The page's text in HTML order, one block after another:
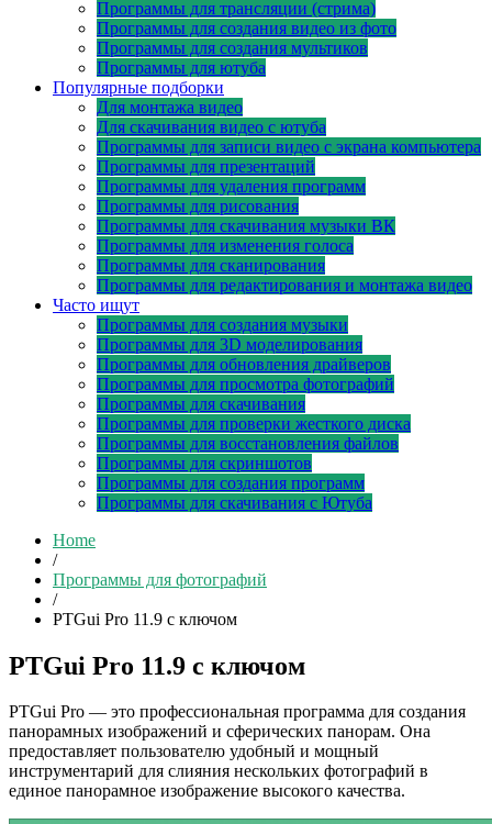
Программы для трансляции (стрима)
Программы для создания видео из фото
Программы для создания мультиков
Программы для ютуба
Популярные подборки
Для монтажа видео
Для скачивания видео с ютуба
Программы для записи видео с экрана компьютера
Программы для презентаций
Программы для удаления программ
Программы для рисования
Программы для скачивания музыки ВК
Программы для изменения голоса
Программы для сканирования
Программы для редактирования и монтажа видео
Часто ищут
Программы для создания музыки
Программы для 3D моделирования
Программы для обновления драйверов
Программы для просмотра фотографий
Программы для скачивания
Программы для проверки жесткого диска
Программы для восстановления файлов
Программы для скриншотов
Программы для создания программ
Программы для скачивания с Ютуба
Home
/
Программы для фотографий
/
PTGui Pro 11.9 с ключом
PTGui Pro 11.9 с ключом
PTGui Pro — это профессиональная программа для создания
панорамных изображений и сферических панорам. Она
предоставляет пользователю удобный и мощный
инструментарий для слияния нескольких фотографий в
единое панорамное изображение высокого качества.